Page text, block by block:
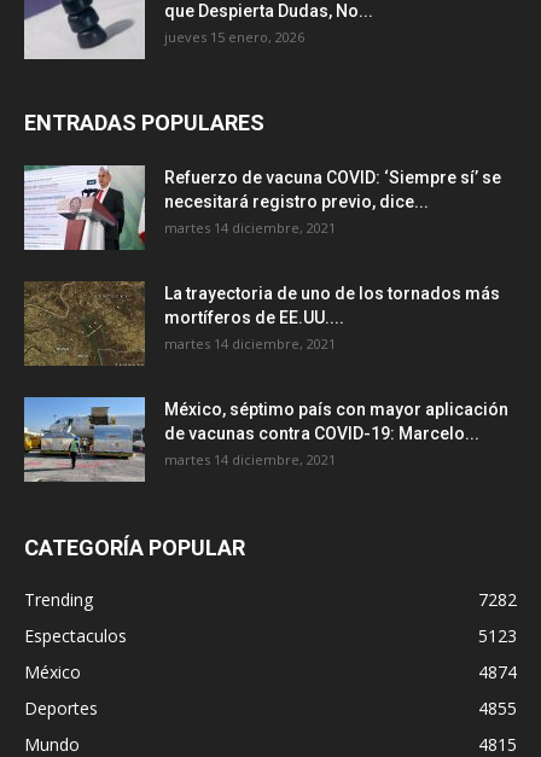
que Despierta Dudas, No...
jueves 15 enero, 2026
ENTRADAS POPULARES
Refuerzo de vacuna COVID: ‘Siempre sí’ se
necesitará registro previo, dice...
martes 14 diciembre, 2021
La trayectoria de uno de los tornados más
mortíferos de EE.UU....
martes 14 diciembre, 2021
México, séptimo país con mayor aplicación
de vacunas contra COVID-19: Marcelo...
martes 14 diciembre, 2021
CATEGORÍA POPULAR
Trending
7282
Espectaculos
5123
México
4874
Deportes
4855
Mundo
4815